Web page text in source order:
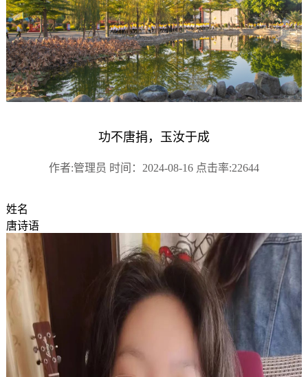
功不唐捐，玉汝于成
作者:管理员 时间：2024-08-16 点击率:22644
姓名
唐诗语